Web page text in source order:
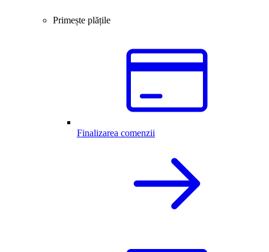
Primește plățile
Finalizarea comenzii